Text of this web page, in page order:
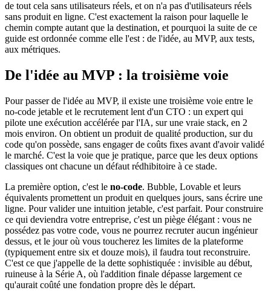
de tout cela sans utilisateurs réels, et on n'a pas d'utilisateurs réels
sans produit en ligne. C'est exactement la raison pour laquelle le
chemin compte autant que la destination, et pourquoi la suite de ce
guide est ordonnée comme elle l'est : de l'idée, au MVP, aux tests,
aux métriques.
De l'idée au MVP : la troisième voie
Pour passer de l'idée au MVP, il existe une troisième voie entre le
no-code jetable et le recrutement lent d'un CTO : un expert qui
pilote une exécution accélérée par l'IA, sur une vraie stack, en 2
mois environ. On obtient un produit de qualité production, sur du
code qu'on possède, sans engager de coûts fixes avant d'avoir validé
le marché. C'est la voie que je pratique, parce que les deux options
classiques ont chacune un défaut rédhibitoire à ce stade.
La première option, c'est le no-code. Bubble, Lovable et leurs
équivalents promettent un produit en quelques jours, sans écrire une
ligne. Pour valider une intuition jetable, c'est parfait. Pour construire
ce qui deviendra votre entreprise, c'est un piège élégant : vous ne
possédez pas votre code, vous ne pourrez recruter aucun ingénieur
dessus, et le jour où vous toucherez les limites de la plateforme
(typiquement entre six et douze mois), il faudra tout reconstruire.
C'est ce que j'appelle de la dette sophistiquée : invisible au début,
ruineuse à la Série A, où l'addition finale dépasse largement ce
qu'aurait coûté une fondation propre dès le départ.